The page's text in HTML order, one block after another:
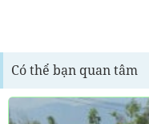
Có thể bạn quan tâm